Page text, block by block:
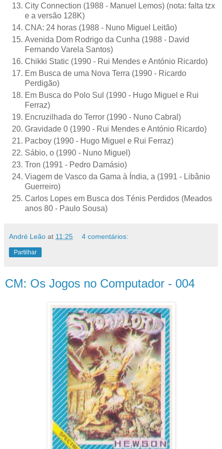
City Connection (1988 - Manuel Lemos) (nota: falta tzx
e a versão 128K)
CNA: 24 horas (1988 - Nuno Miguel Leitão)
Avenida Dom Rodrigo da Cunha (1988 - David
Fernando Varela Santos)
Chikki Static (1990 - Rui Mendes e António Ricardo)
Em Busca de uma Nova Terra (1990 - Ricardo
Perdigão)
Em Busca do Polo Sul (1990 - Hugo Miguel e Rui
Ferraz)
Encruzilhada do Terror (1990 - Nuno Cabral)
Gravidade 0 (1990 - Rui Mendes e António Ricardo)
Pacboy (1990 - Hugo Miguel e Rui Ferraz)
Sábio, o (1990 - Nuno Miguel)
Tron (1991 - Pedro Damásio)
Viagem de Vasco da Gama à Índia, a (1991 - Libânio
Guerreiro)
Carlos Lopes em Busca dos Ténis Perdidos (Meados
anos 80 - Paulo Sousa)
André Leão at 11:25 4 comentários:
Partilhar
CM: Os Jogos no Computador - 004